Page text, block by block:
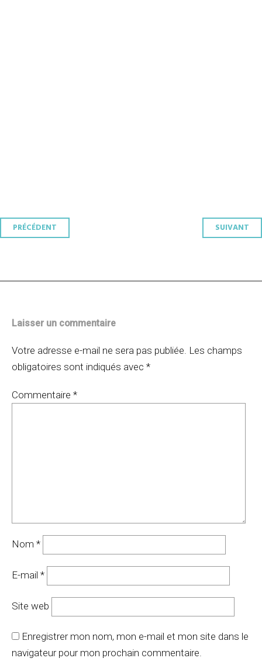
Navigation
PRÉCÉDENT SUIVANT
Laisser un commentaire
Votre adresse e-mail ne sera pas publiée. Les champs
obligatoires sont indiqués avec *
Commentaire *
Nom *
E-mail *
Site web
Enregistrer mon nom, mon e-mail et mon site dans le
navigateur pour mon prochain commentaire.